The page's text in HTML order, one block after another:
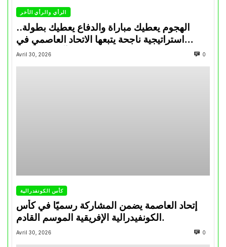
الرأي والرأي الأخر
الهجوم يعطيك مباراة والدفاع يعطيك بطولة..
استراتيجية ناجحة يتبعها الاتحاد العاصمي في
تتويجاته آخر السنوات
Avril 30, 2026 0
كأس الكونفدرالية
إتحاد العاصمة يضمن المشاركة رسميًا في كأس
الكونفيدرالية الإفريقية الموسم القادم.
Avril 30, 2026 0